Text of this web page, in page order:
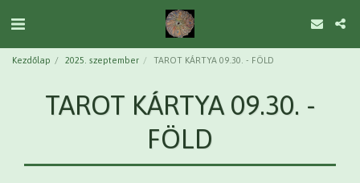
Kezdőlap 2025. szeptember TAROT KÁRTYA 09.30. - FÖLD
TAROT KÁRTYA 09.30. -
FÖLD